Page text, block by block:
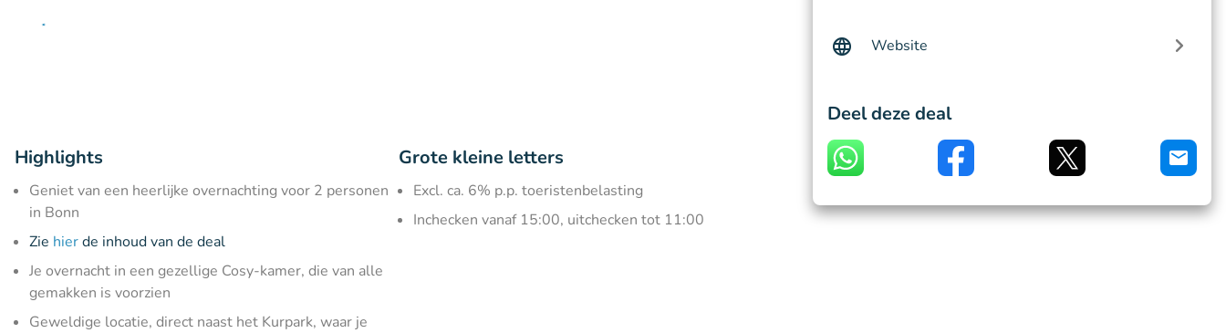
Highlights
Geniet van een heerlijke overnachting voor 2 personen
in Bonn
Zie hierde inhoud van de deal
Je overnacht in een gezellige Cosy-kamer, die van alle
gemakken is voorzien
Geweldige locatie, direct naast het Kurpark, waar je
Grote kleine letters
Excl. ca. 6% p.p. toeristenbelasting
Inchecken vanaf 15:00, uitchecken tot 11:00
Website
Deel deze deal